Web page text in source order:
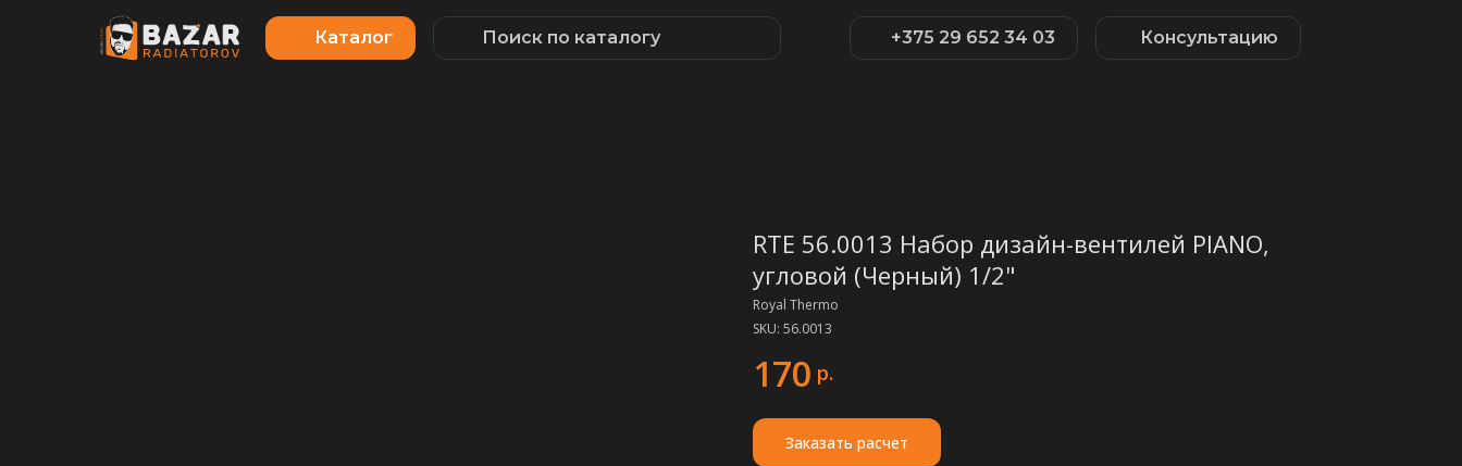
Консультацию
+375 29 652 34 03
Каталог Поиск по каталогу
RTE 56.0013 Набор дизайн-вентилей PIANO,
угловой (Черный) 1/2"
Royal Thermo
SKU: 56.0013
170 р.
Заказать расчет